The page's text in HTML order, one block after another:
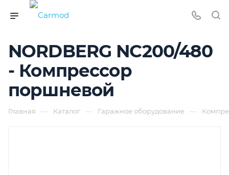
NORDBERG NC200/480
- Компрессор
поршневой
Главная — Каталог — Гаражное оборудование —